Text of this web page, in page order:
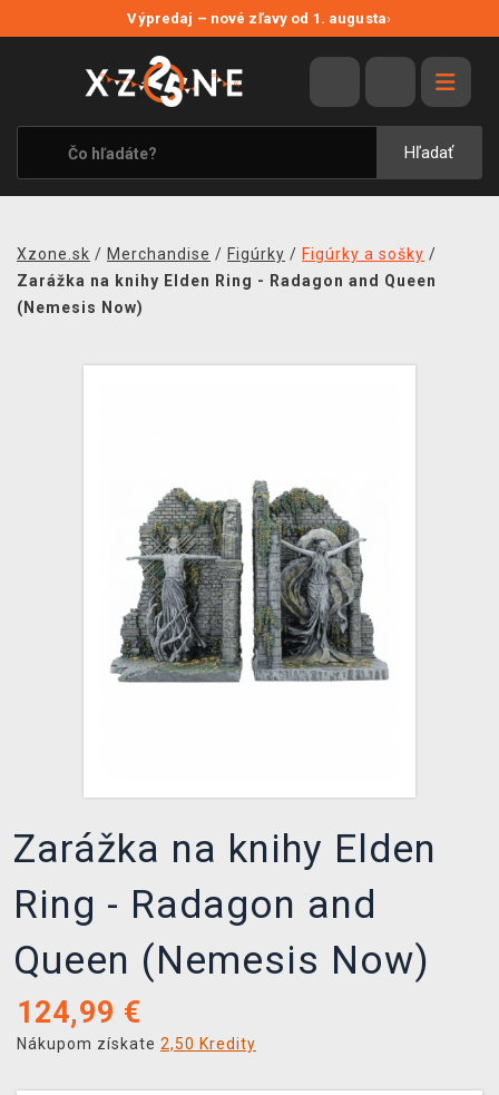
Výpredaj – nové zľavy od 1. augusta›
Hľadať
VÝPREDAJ
VIDEOHRY
XZONE ORIGINALS
TEMATIKY
MERCHANDISE
Xzone.sk / Merchandise / Figúrky / Figúrky a sošky /
Zarážka na knihy Elden Ring - Radagon and Queen
(Nemesis Now)
Zarážka na knihy Elden
Ring - Radagon and
Queen (Nemesis Now)
124,99 €
Nákupom získate 2,50 Kredity